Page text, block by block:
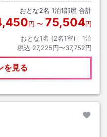
おとな2名 1泊1部屋 合計
円 〜 75,504円
おとな1名 (2名1室)｜ 1泊
税込 27,225円〜37,752円
を見る